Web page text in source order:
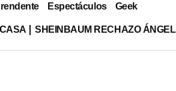
Espectáculos Geek
SHEINBAUM RECHAZO